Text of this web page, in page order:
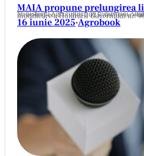
MAIA propune prelungirea
Ministerul Agriculturii și Industriei Alimentare (MAIA) a anunțat, începând cu 11 iunie 2025, inițierea elaborării
16 iunie 2025•Agrobook